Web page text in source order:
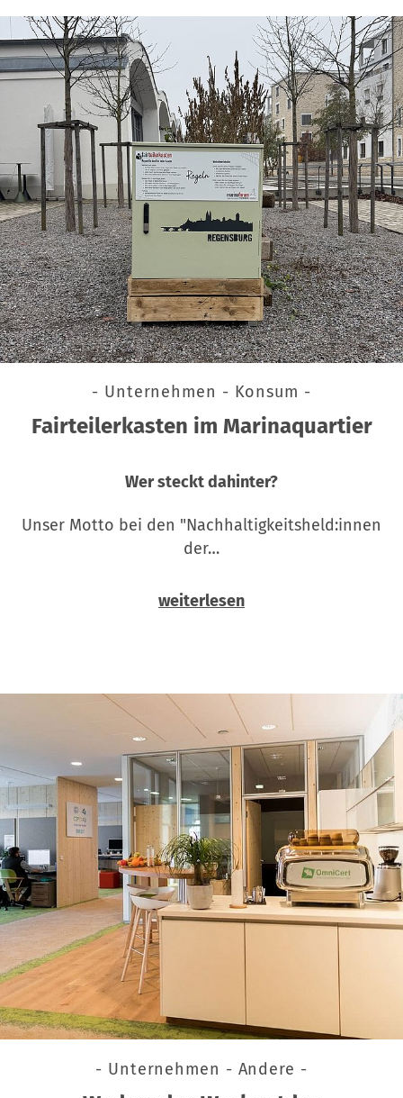
- Unternehmen - Konsum -
Fairteilerkasten im Marinaquartier
Wer steckt dahinter?
Unser Motto bei den "Nachhaltigkeitsheld:innen
der…
weiterlesen
- Unternehmen - Andere -